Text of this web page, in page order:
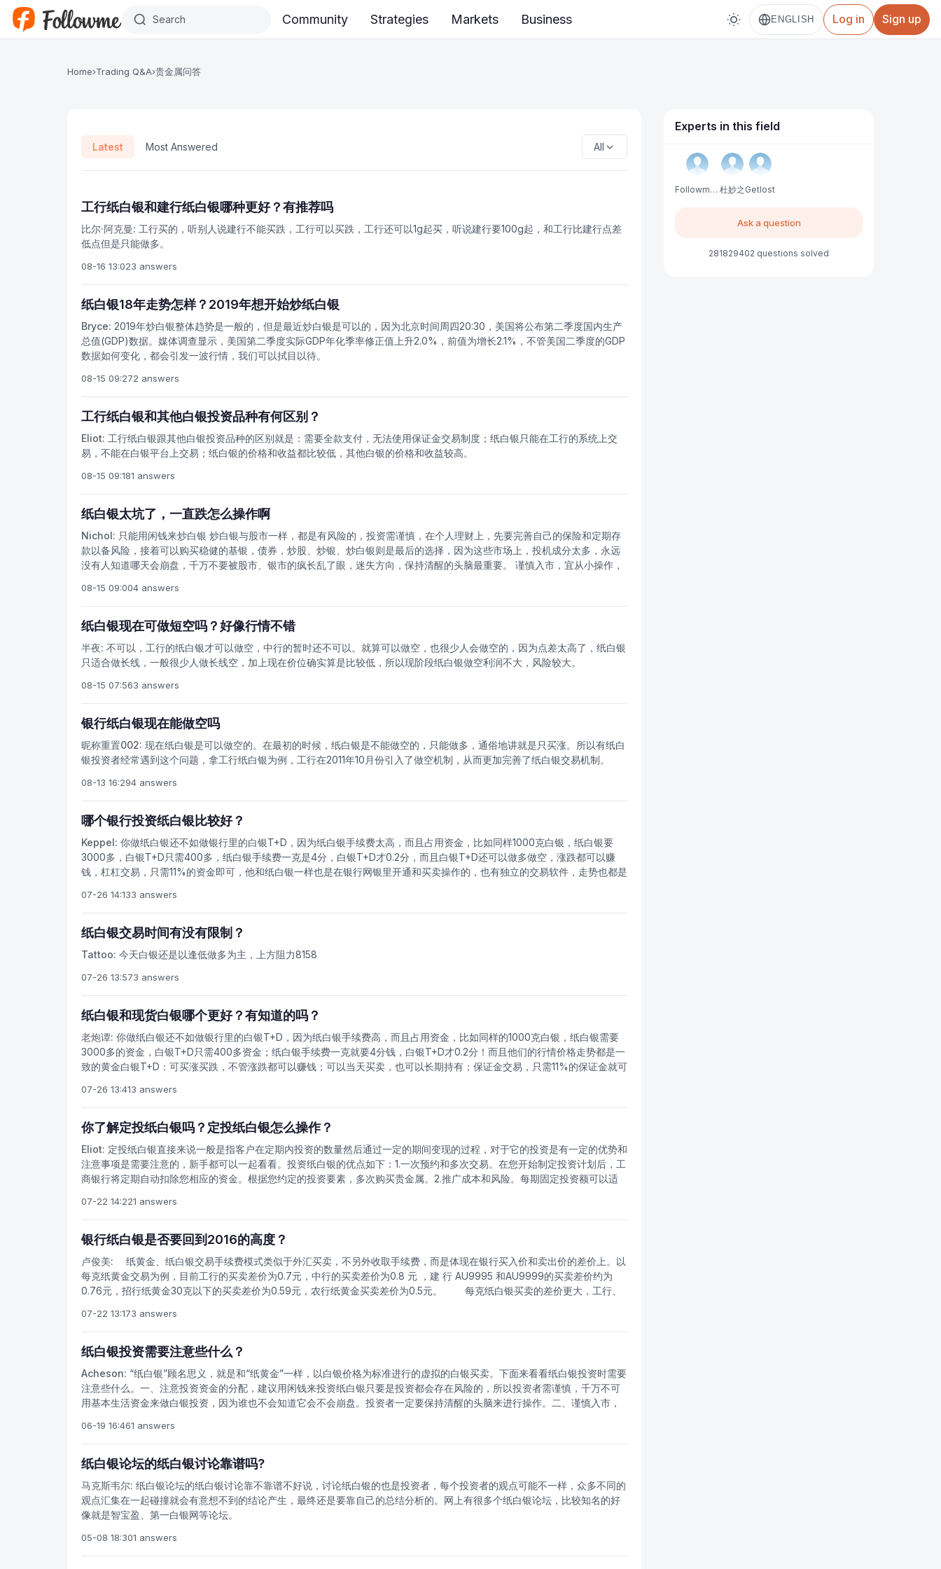
Skip to main content
Community Strategies Markets Business ENGLISH Log in Sign up
Home›Trading Q&A›贵金属问答
Latest Most Answered All
工行纸白银和建行纸白银哪种更好？有推荐吗
比尔·阿克曼: 工行买的，听别人说建行不能买跌，工行可以买跌，工行还可以1g起买，听说建行要100g起，和工行比建行点差
低点但是只能做多。
08-16 13:023 answers
纸白银18年走势怎样？2019年想开始炒纸白银
Bryce: 2019年炒白银整体趋势是一般的，但是最近炒白银是可以的，因为北京时间周四20:30，美国将公布第二季度国内生产
总值(GDP)数据。媒体调查显示，美国第二季度实际GDP年化季率修正值上升2.0%，前值为增长2.1%，不管美国二季度的GDP
数据如何变化，都会引发一波行情，我们可以拭目以待。
08-15 09:272 answers
工行纸白银和其他白银投资品种有何区别？
Eliot: 工行纸白银跟其他白银投资品种的区别就是：需要全款支付，无法使用保证金交易制度；纸白银只能在工行的系统上交
易，不能在白银平台上交易；纸白银的价格和收益都比较低，其他白银的价格和收益较高。
08-15 09:181 answers
纸白银太坑了，一直跌怎么操作啊
Nichol: 只能用闲钱来炒白银 炒白银与股市一样，都是有风险的，投资需谨慎，在个人理财上，先要完善自己的保险和定期存
款以备风险，接着可以购买稳健的基银，债券，炒股、炒银、炒白银则是最后的选择，因为这些市场上，投机成分太多，永远
没有人知道哪天会崩盘，千万不要被股市、银市的疯长乱了眼，迷失方向，保持清醒的头脑最重要。 谨慎入市，宜从小操作，
热，把一副身家都投进去，由于纸白银波动大，第一次入市满仓操作的话，假如遇上下跌行情，你想补仓都没有机会，建议入
市的朋友宜从100g(一手)开始，分段操作，虽然可能在上升行情会赚少点，但风险会少很多
08-15 09:004 answers
纸白银现在可做短空吗？好像行情不错
半夜: 不可以，工行的纸白银才可以做空，中行的暂时还不可以。就算可以做空，也很少人会做空的，因为点差太高了，纸白银
只适合做长线，一般很少人做长线空，加上现在价位确实算是比较低，所以现阶段纸白银做空利润不大，风险较大。
08-15 07:563 answers
银行纸白银现在能做空吗
昵称重置002: 现在纸白银是可以做空的。在最初的时候，纸白银是不能做空的，只能做多，通俗地讲就是只买涨。所以有纸白
银投资者经常遇到这个问题，拿工行纸白银为例，工行在2011年10月份引入了做空机制，从而更加完善了纸白银交易机制。
08-13 16:294 answers
哪个银行投资纸白银比较好？
Keppel: 你做纸白银还不如做银行里的白银T+D，因为纸白银手续费太高，而且占用资金，比如同样1000克白银，纸白银要
3000多，白银T+D只需400多，纸白银手续费一克是4分，白银T+D才0.2分，而且白银T+D还可以做多做空，涨跌都可以赚
钱，杠杠交易，只需11%的资金即可，他和纸白银一样也是在银行网银里开通和买卖操作的，也有独立的交易软件，走势也都是
银行，邮政银行，平安银行办网银是最好的，回家上网登录网银即可开通白银T+D，只不过你在开通的时候输入我们机构号，
交易手续费可以降低，平今仓免费，同时提供行情买卖指导！白银的价格受欧美经济指标和国际动荡事件影响最大，所以平时
要关注消息面再结合技术面综合分析价格走势，我自从2009年就开始做这个了，现在可以更好地把握这个市场的行情走势
07-26 14:133 answers
纸白银交易时间有没有限制？
Tattoo: 今天白银还是以逢低做多为主，上方阻力8158
07-26 13:573 answers
纸白银和现货白银哪个更好？有知道的吗？
老炮谭: 你做纸白银还不如做银行里的白银T+D，因为纸白银手续费高，而且占用资金，比如同样的1000克白银，纸白银需要
3000多的资金，白银T+D只需400多资金；纸白银手续费一克就要4分钱，白银T+D才0.2分！而且他们的行情价格走势都是一
致的黄金白银T+D：可买涨买跌，不管涨跌都可以赚钱；可以当天买卖，也可以长期持有；保证金交易，只需11%的保证金就可
回家上网登录网银即可开通黄金白银T+D，只不过你在开通的时候输入我们机构号，交易手续费可以降低（最低万分之4，而且
平今仓免费），同时提供行情买卖指导，想做好黄金白银T+D：价格走势方向判断，心态和低手续费是最关键的！黄金白银的
价格受欧美经济指标和国际动荡事件影响最大（比如欧美失业率，利率，通胀率，动乱，战争等等），所以平时要关注国际消
07-26 13:413 answers
你了解定投纸白银吗？定投纸白银怎么操作？
Eliot: 定投纸白银直接来说一般是指客户在定期内投资的数量然后通过一定的期间变现的过程，对于它的投资是有一定的优势和
注意事项是需要注意的，新手都可以一起看看。投资纸白银的优点如下：1.一次预约和多次交易。在您开始制定投资计划后，工
商银行将定期自动扣除您相应的资金。根据您约定的投资要素，多次购买贵金属。2.推广成本和风险。每期固定投资额可以适
于固定投资纸质白银的相关知识，希望能帮您投资纸质白银。投资纸币需要注意哪些问题投资的目的是为了获得回报，那么为
了最大化和稳定回报，需要注意什么呢？下面大家一起了解一下首先，你不能只靠运气和直觉交易。如果你没有固定的交易方
式，你的利润很可能是随机的，也就是运气。这样的收益不能持久。或者有一天，厄运也会有同样的损失。凭直觉进行交易很
对亏损，不要急于打开新的反转仓位来扭转局面，这只会让情况变得更糟。只有当你认为原来的预测和决定是完全错误的，你
才能关闭损失，并尽快打开一个新的反向头寸。宁可错过一笔生意，也不愿赔钱。第三，交易资金要充足，账户数量要少，交
易风险更大，因为这要避免让自己生存保障成本进入贸易账户交易，这样的账户数量是不允许犯错的，但是，即使是有经验的
交易者在判断错误时也有。第四，遵循经营趋势，不要逆势而动。记住市场的旧规则：尽快停止亏损，尽可能长期保持盈利。
07-22 14:221 answers
银行纸白银是否要回到2016的高度？
卢俊美: 纸黄金、纸白银交易手续费模式类似于外汇买卖，不另外收取手续费，而是体现在银行买入价和卖出价的差价上。以
每克纸黄金交易为例，目前工行的买卖差价为0.7元，中行的买卖差价为0.8 元 ，建 行 AU9995 和AU9999的买卖差价约为
0.76元，招行纸黄金30克以下的买卖差价为0.59元，农行纸黄金买卖差价为0.5元。 每克纸白银买卖的差价更大，工行、
续费高低相差一倍，如果客户购买10手即1万克的纸白银，按目前价格算要4.2万余元，手续费会相差200元。
07-22 13:173 answers
纸白银投资需要注意些什么？
Acheson: “纸白银”顾名思义，就是和“纸黄金”一样，以白银价格为标准进行的虚拟的白银买卖。下面来看看纸白银投资时需要
注意些什么。一、注意投资资金的分配，建议用闲钱来投资纸白银只要是投资都会存在风险的，所以投资者需谨慎，千万不可
用基本生活资金来做白银投资，因为谁也不会知道它会不会崩盘。投资者一定要保持清醒的头脑来进行操作。二、谨慎入市，
去，由于纸白银波动大，如果第一次入市满仓操作，假如遇上下跌行情，你想补仓都没有机会，建议入市的朋友宜从100盎司
(一手)开始，分段操作。三、用好委托中的止损和获利两个砝码这两个是非常重要的工具，用好了，可以在白银操作中如鱼得
水。委托交易是指客户与银行订立的一种委托金属买卖关系，根据约定的委托价格进行金属买卖，在即时价格达到委托价格时
种。个人感觉在白银操作中，用好获利交易非常重要，而获利交易又包括买入获利和卖出获利。四、保持好心态这话也是老生
常谈了，希望炒白银的你也能够做到，既然加入这个市场，就要知道承担风险，一时的下跌不代表永远的低谷，一时的成功也
不是永远的成功，把握好心态，会买，更要会卖。
06-19 16:461 answers
纸白银论坛的纸白银讨论靠谱吗?
马克斯韦尔: 纸白银论坛的纸白银讨论靠不靠谱不好说，讨论纸白银的也是投资者，每个投资者的观点可能不一样，众多不同的
观点汇集在一起碰撞就会有意想不到的结论产生，最终还是要靠自己的总结分析的。网上有很多个纸白银论坛，比较知名的好
像就是智宝盈、第一白银网等论坛。
05-08 18:301 answers
Experts in this field
Followme中文服务 杜妙之 Getlost
Ask a question
281829402 questions solved